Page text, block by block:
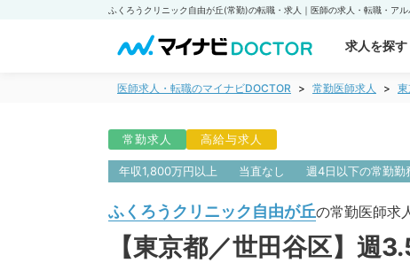
求人を探す
医師求人・転職のマイナビDOCTOR 常勤医師求人
常勤求人 高給与求人
年収1,800万円以上 当直なし 週4日以下の常勤勤
ふくろうクリニック自由が丘の常勤医師求
【東京都／世田谷区】